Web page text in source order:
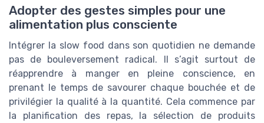
Adopter des gestes simples pour une
alimentation plus consciente
Intégrer la slow food dans son quotidien ne demande
pas de bouleversement radical. Il s’agit surtout de
réapprendre à manger en pleine conscience, en
prenant le temps de savourer chaque bouchée et de
privilégier la qualité à la quantité. Cela commence par
la planification des repas, la sélection de produits